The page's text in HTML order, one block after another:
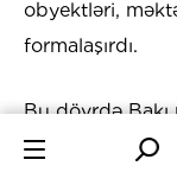
obyektləri,
formalaşırdı.
Bu dövrdə Bakı
bağlı böyük